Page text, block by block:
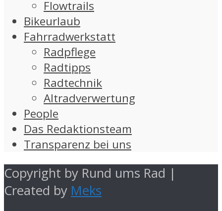
Flowtrails
Bikeurlaub
Fahrradwerkstatt
Radpflege
Radtipps
Radtechnik
Altradverwertung
People
Das Redaktionsteam
Transparenz bei uns
Copyright by Rund ums Rad |
Created by Meks